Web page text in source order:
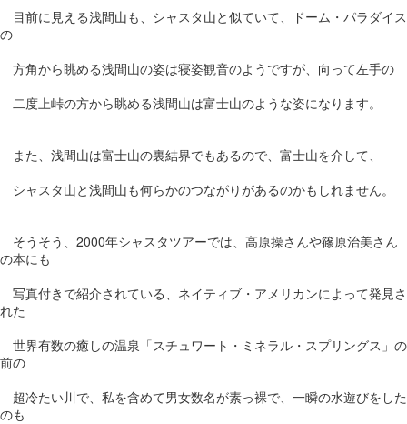
目前に見える浅間山も、シャスタ山と似ていて、ドーム・パラダイス
の
方角から眺める浅間山の姿は寝姿観音のようですが、向って左手の
二度上峠の方から眺める浅間山は富士山のような姿になります。
また、浅間山は富士山の裏結界でもあるので、富士山を介して、
シャスタ山と浅間山も何らかのつながりがあるのかもしれません。
そうそう、2000年シャスタツアーでは、高原操さんや篠原治美さん
の本にも
写真付きで紹介されている、ネイティブ・アメリカンによって発見さ
れた
世界有数の癒しの温泉「スチュワート・ミネラル・スプリングス」の
前の
超冷たい川で、私を含めて男女数名が素っ裸で、一瞬の水遊びをした
のも